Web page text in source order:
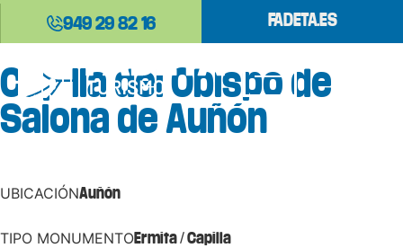
949 29 82 16 FADETA.ES
Capilla del Obispo de
Salona de Auñón
UBICACIÓNAuñón
TIPO MONUMENTOErmita / Capilla